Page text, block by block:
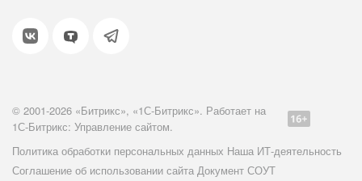
© 2001-2026 «Битрикс», «1С-Битрикс». Работает на
1С-Битрикс: Управление сайтом.
Политика обработки персональных данных Наша ИТ-деятельность
Соглашение об использовании сайта Документ СОУТ